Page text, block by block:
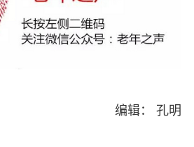
编辑： 孔明